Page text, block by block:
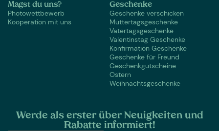
Magst du uns?
Photowettbewerb
Kooperation mit uns
Geschenke
Geschenke verschicken
Muttertagsgeschenke
Vatertagsgeschenke
Valentinstag Geschenke
Konfirmation Geschenke
Geschenke für Freund
Geschenkgutscheine
Ostern
Weihnachtsgeschenke
Werde als erster über Neuigkeiten und
Rabatte informiert!